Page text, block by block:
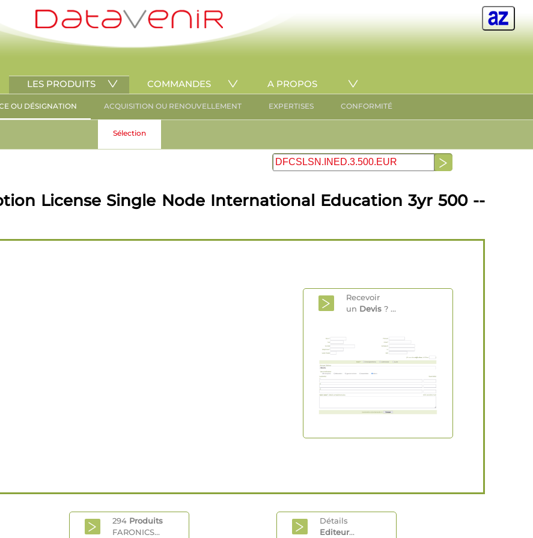
LES PRODUITS COMMANDES A PROPOS
OU DÉSIGNATION ACQUISITION OU RENOUVELLEMENT EXPERTISES CONFORMITÉ
Sélection
License Single Node International Education 3yr 500 --
Recevoir
un Devis ? ...
294 Produits
FARONICS...
Détails
Editeur...